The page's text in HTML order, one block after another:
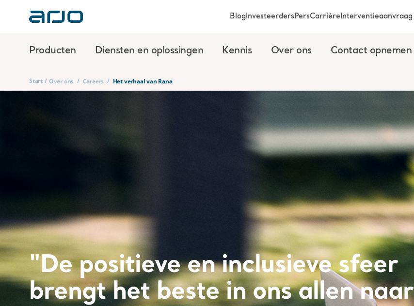
Producten Diensten en oplossingen Kennis Over ons Contact opnemen
BlogInvesteerdersPersCarrièreInterventieaanvraag
Start / Over ons / Careers / Het verhaal van Rana
"De positieve en inclusieve sfeer
brengt het beste in ons allen naar